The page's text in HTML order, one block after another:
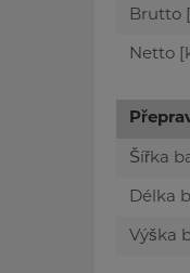
Brutto
Netto
Šířka
Délka
Výška